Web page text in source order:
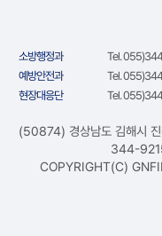
소방행정과
Tel.
예방안전과
Tel.
현장대응단
Tel.
(50874) 경상남도 김해시
344-
COPYRIGHT(C)